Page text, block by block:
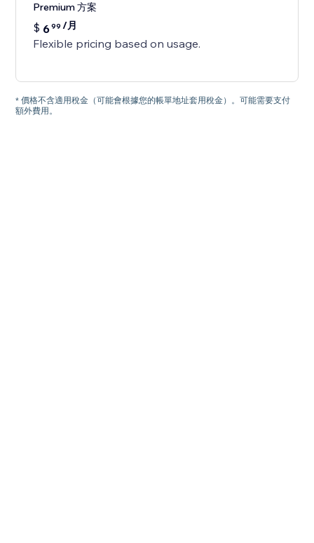
Premium 方案
$ 699 /月
Flexible pricing based on usage.
* 價格不含適用稅金（可能會根據您的帳單地址套用稅金）。可能需要支付
額外費用。